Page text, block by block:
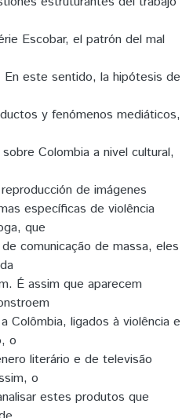
Escobar, el patrón del mal
este sentido, la hipótesis de
y fenómenos mediáticos,
Colombia a nivel cultural,
de imágenes
específicas de violência
que
comunicação de massa, eles
É assim que aparecem
Colômbia, ligados à violência e
o
literário e de televisão
o
estes produtos que